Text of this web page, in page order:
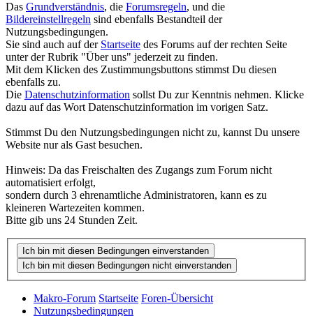
Das Grundverständnis, die Forumsregeln, und die
Bildereinstellregeln sind ebenfalls Bestandteil der
Nutzungsbedingungen.
Sie sind auch auf der Startseite des Forums auf der rechten Seite
unter der Rubrik "Über uns" jederzeit zu finden.
Mit dem Klicken des Zustimmungsbuttons stimmst Du diesen
ebenfalls zu.
Die Datenschutzinformation sollst Du zur Kenntnis nehmen. Klicke
dazu auf das Wort Datenschutzinformation im vorigen Satz.
Stimmst Du den Nutzungsbedingungen nicht zu, kannst Du unsere
Website nur als Gast besuchen.
Hinweis: Da das Freischalten des Zugangs zum Forum nicht
automatisiert erfolgt,
sondern durch 3 ehrenamtliche Administratoren, kann es zu
kleineren Wartezeiten kommen.
Bitte gib uns 24 Stunden Zeit.
Makro-Forum Startseite Foren-Übersicht
Nutzungsbedingungen